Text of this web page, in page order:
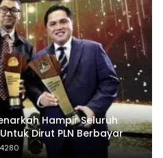
Hampir Seluruh
Dirut PLN Berbayar